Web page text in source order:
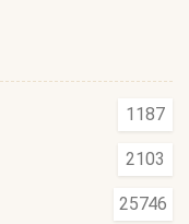
1187
2103
25746